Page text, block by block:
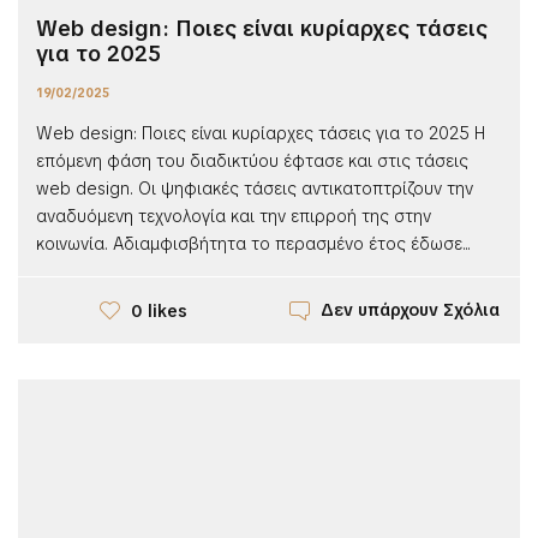
Web design: Ποιες είναι κυρίαρχες τάσεις
για το 2025
19/02/2025
Web design: Ποιες είναι κυρίαρχες τάσεις για το 2025 Η
επόμενη φάση του διαδικτύου έφτασε και στις τάσεις
web design. Οι ψηφιακές τάσεις αντικατοπτρίζουν την
αναδυόμενη τεχνολογία και την επιρροή της στην
κοινωνία. Αδιαμφισβήτητα το περασμένο έτος έδωσε...
0 likes Δεν υπάρχουν Σχόλια